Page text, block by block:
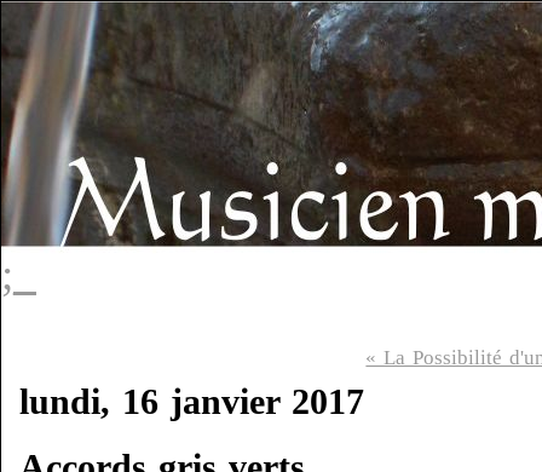
;_
« La Possibilité
lundi, 16 janvier 2017